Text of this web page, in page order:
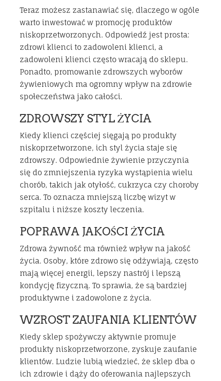
Teraz możesz zastanawiać się, dlaczego w ogóle
warto inwestować w promocję produktów
niskoprzetworzonych. Odpowiedź jest prosta:
zdrowi klienci to zadowoleni klienci, a
zadowoleni klienci często wracają do sklepu.
Ponadto, promowanie zdrowszych wyborów
żywieniowych ma ogromny wpływ na zdrowie
społeczeństwa jako całości.
ZDROWSZY STYL ŻYCIA
Kiedy klienci częściej sięgają po produkty
niskoprzetworzone, ich styl życia staje się
zdrowszy. Odpowiednie żywienie przyczynia
się do zmniejszenia ryzyka wystąpienia wielu
chorób, takich jak otyłość, cukrzyca czy choroby
serca. To oznacza mniejszą liczbę wizyt w
szpitalu i niższe koszty leczenia.
POPRAWA JAKOŚCI ŻYCIA
Zdrowa żywność ma również wpływ na jakość
życia. Osoby, które zdrowo się odżywiają, często
mają więcej energii, lepszy nastrój i lepszą
kondycję fizyczną. To sprawia, że są bardziej
produktywne i zadowolone z życia.
WZROST ZAUFANIA KLIENTÓW
Kiedy sklep spożywczy aktywnie promuje
produkty niskoprzetworzone, zyskuje zaufanie
klientów. Ludzie lubią wiedzieć, że sklep dba o
ich zdrowie i dąży do oferowania najlepszych